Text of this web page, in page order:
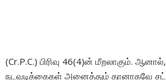
(Cr.P.C.) பிரிவு 46(4)ன் மீறலாகும்.
நடவடிக்கைகள் அனைத்தும் தானாகவே